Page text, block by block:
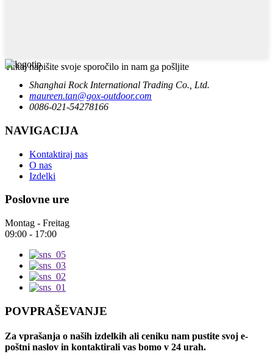
Tukaj napišite svoje sporočilo in nam ga pošljite
Shanghai Rock International Trading Co., Ltd.
maureen.tan@gox-outdoor.com
0086-021-54278166
NAVIGACIJA
Kontaktiraj nas
O nas
Izdelki
Poslovne ure
Montag - Freitag
09:00 - 17:00
POVPRAŠEVANJE
Za vprašanja o naših izdelkih ali ceniku nam pustite svoj e-
poštni naslov in kontaktirali vas bomo v 24 urah.